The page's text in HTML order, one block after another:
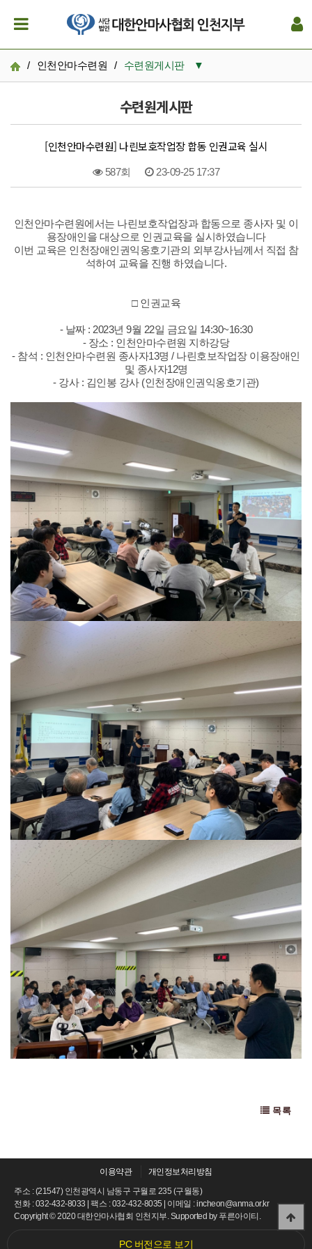
/ 인천안마수련원 / 수련원게시판 ▼
입소안내
수련원게시판
수련원게시판
[인천안마수련원] 나린보호작업장 합동 인권교육 실시
587회 23-09-25 17:37
인천안마수련원에서는 나린보호작업장과 합동으로 종사자 및 이
용장애인을 대상으로 인권교육을 실시하였습니다
이번 교육은 인천장애인권익옹호기관의 외부강사님께서 직접 참
석하여 교육을 진행 하였습니다.
□ 인권교육
- 날짜 : 2023년 9월 22일 금요일 14:30~16:30
- 장소 : 인천안마수련원 지하강당
- 참석 : 인천안마수련원 종사자13명 / 나린호보작업장 이용장애인
및 종사자12명
- 강사 : 김인봉 강사 (인천장애인권익옹호기관)
목록
이용약관
개인정보처리방침
주소 : (21547) 인천광역시 남동구 구월로 235 (구월동)
전화 : 032-432-8033 | 팩스 : 032-432-8035 | 이메일 : incheon@anma.or.kr
Copyright © 2020 대한안마사협회 인천지부. Supported by 푸른아이티.
PC 버전으로 보기